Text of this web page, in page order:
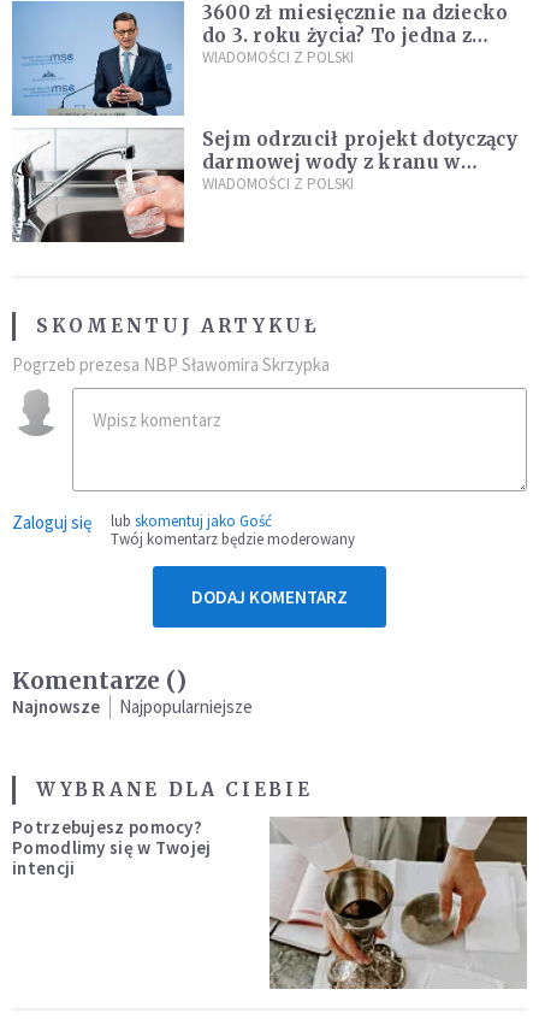
3600 zł miesięcznie na dziecko
do 3. roku życia? To jedna z
propozycji programu "Rozwój
WIADOMOŚCI Z POLSKI
Sejm odrzucił projekt dotyczący
darmowej wody z kranu w
restauracjach
WIADOMOŚCI Z POLSKI
SKOMENTUJ ARTYKUŁ
Pogrzeb prezesa NBP Sławomira Skrzypka
Zaloguj się lub skomentuj jako Gość
Twój komentarz będzie moderowany
DODAJ KOMENTARZ
Komentarze ()
Najnowsze Najpopularniejsze
WYBRANE DLA CIEBIE
Potrzebujesz pomocy?
Pomodlimy się w Twojej
intencji